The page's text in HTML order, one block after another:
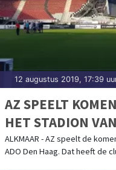
12 augustus 2019, 17:39
AZ SPEELT
HET STADION
ALKMAAR - AZ speelt de
ADO Den Haag. Dat heeft de